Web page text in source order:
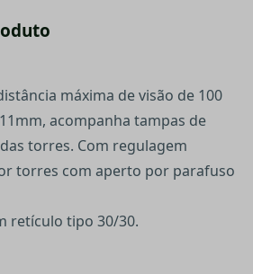
máxima de visão de 100
acompanha tampas de
torres. Com regulagem
torres com aperto por parafuso
retículo tipo 30/30.